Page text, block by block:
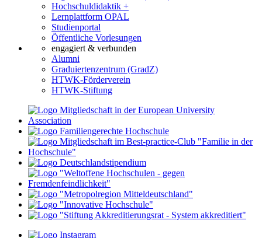
Hochschuldidaktik +
Lernplattform OPAL
Studienportal
Öffentliche Vorlesungen
engagiert & verbunden
Alumni
Graduiertenzentrum (GradZ)
HTWK-Förderverein
HTWK-Stiftung